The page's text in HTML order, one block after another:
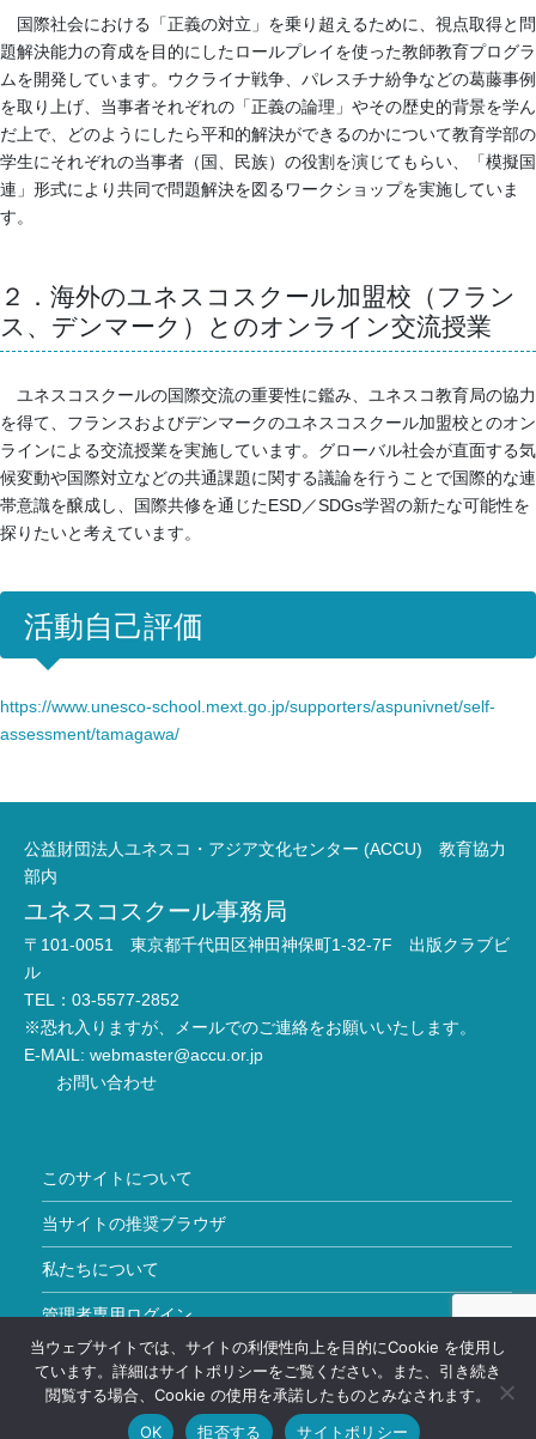
国際社会における「正義の対立」を乗り超えるために、視点取得と問
題解決能力の育成を目的にしたロールプレイを使った教師教育プログラ
ムを開発しています。ウクライナ戦争、パレスチナ紛争などの葛藤事例
を取り上げ、当事者それぞれの「正義の論理」やその歴史的背景を学ん
だ上で、どのようにしたら平和的解決ができるのかについて教育学部の
学生にそれぞれの当事者（国、民族）の役割を演じてもらい、「模擬国
連」形式により共同で問題解決を図るワークショップを実施していま
す。
２．海外のユネスコスクール加盟校（フラン
ス、デンマーク）とのオンライン交流授業
ユネスコスクールの国際交流の重要性に鑑み、ユネスコ教育局の協力
を得て、フランスおよびデンマークのユネスコスクール加盟校とのオン
ラインによる交流授業を実施しています。グローバル社会が直面する気
候変動や国際対立などの共通課題に関する議論を行うことで国際的な連
帯意識を醸成し、国際共修を通じたESD／SDGs学習の新たな可能性を
探りたいと考えています。
活動自己評価
https://www.unesco-school.mext.go.jp/supporters/aspunivnet/self-
assessment/tamagawa/
公益財団法人ユネスコ・アジア文化センター (ACCU) 教育協力
部内
ユネスコスクール事務局
〒101-0051 東京都千代田区神田神保町1-32-7F 出版クラブビ
ル
TEL：03-5577-2852
※恐れ入りますが、メールでのご連絡をお願いいたします。
E-MAIL: webmaster@accu.or.jp
お問い合わせ
このサイトについて
当サイトの推奨ブラウザ
私たちについて
管理者専用ログイン
Copyright © ユネスコスクール All Rights Reserved.
当ウェブサイトでは、サイトの利便性向上を目的にCookie を使用し
ています。詳細はサイトポリシーをご覧ください。また、引き続き
閲覧する場合、Cookie の使用を承諾したものとみなされます。
OK
拒否する サイトポリシー